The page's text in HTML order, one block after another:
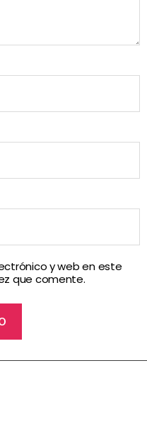
y web en este
que comente.